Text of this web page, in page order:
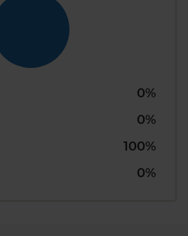
0%
0%
100%
0%